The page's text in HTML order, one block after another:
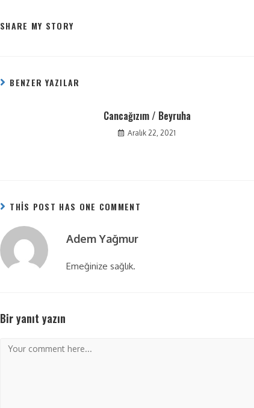
SHARE MY STORY
BENZER YAZILAR
Cancağızım / Beyruha
Aralık 22, 2021
THIS POST HAS ONE COMMENT
Adem Yağmur
Emeğinize sağlık.
Bir yanıt yazın